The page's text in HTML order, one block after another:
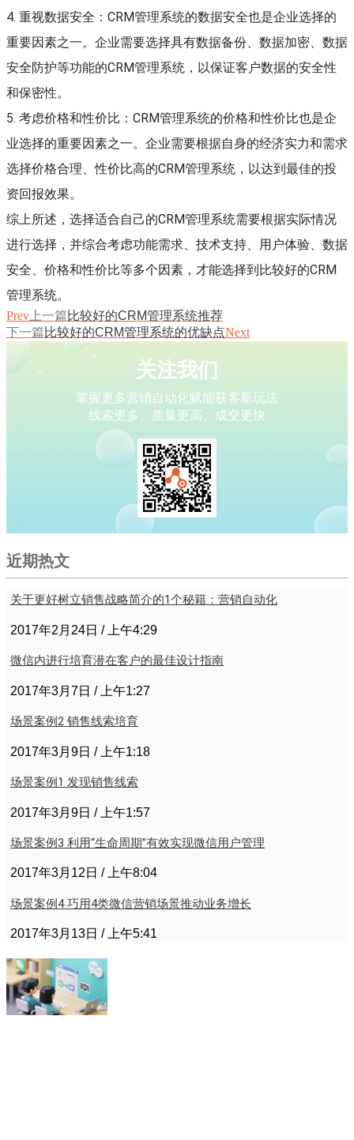
4. 重视数据安全：CRM管理系统的数据安全也是企业选择的
重要因素之一。企业需要选择具有数据备份、数据加密、数据
安全防护等功能的CRM管理系统，以保证客户数据的安全性
和保密性。
5. 考虑价格和性价比：CRM管理系统的价格和性价比也是企
业选择的重要因素之一。企业需要根据自身的经济实力和需求
选择价格合理、性价比高的CRM管理系统，以达到最佳的投
资回报效果。
综上所述，选择适合自己的CRM管理系统需要根据实际情况
进行选择，并综合考虑功能需求、技术支持、用户体验、数据
安全、价格和性价比等多个因素，才能选择到比较好的CRM
管理系统。
Prev 上一篇比较好的CRM管理系统推荐
下一篇比较好的CRM管理系统的优缺点Next
关注我们
掌握更多营销自动化赋能获客新玩法
线索更多、质量更高、成交更快
近期热文
关于更好树立销售战略简介的1个秘籍：营销自动化
2017年2月24日 上午4:29
微信内进行培育潜在客户的最佳设计指南
2017年3月7日 上午1:27
场景案例2 销售线索培育
2017年3月9日 上午1:18
场景案例1 发现销售线索
2017年3月9日 上午1:57
场景案例3 利用“生命周期”有效实现微信用户管理
2017年3月12日 上午8:04
场景案例4 巧用4类微信营销场景推动业务增长
2017年3月13日 上午5:41